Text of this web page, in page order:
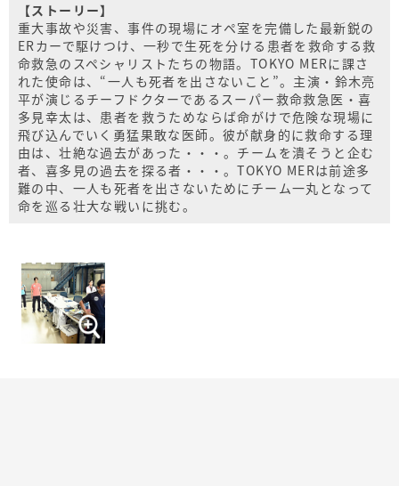
【ストーリー】
重大事故や災害、事件の現場にオペ室を完備した最新鋭の
ERカーで駆けつけ、一秒で生死を分ける患者を救命する救
命救急のスペシャリストたちの物語。TOKYO MERに課さ
れた使命は、“一人も死者を出さないこと”。主演・鈴木亮
平が演じるチーフドクターであるスーパー救命救急医・喜
多見幸太は、患者を救うためならば命がけで危険な現場に
飛び込んでいく勇猛果敢な医師。彼が献身的に救命する理
由は、壮絶な過去があった・・・。チームを潰そうと企む
者、喜多見の過去を探る者・・・。TOKYO MERは前途多
難の中、一人も死者を出さないためにチーム一丸となって
命を巡る壮大な戦いに挑む。